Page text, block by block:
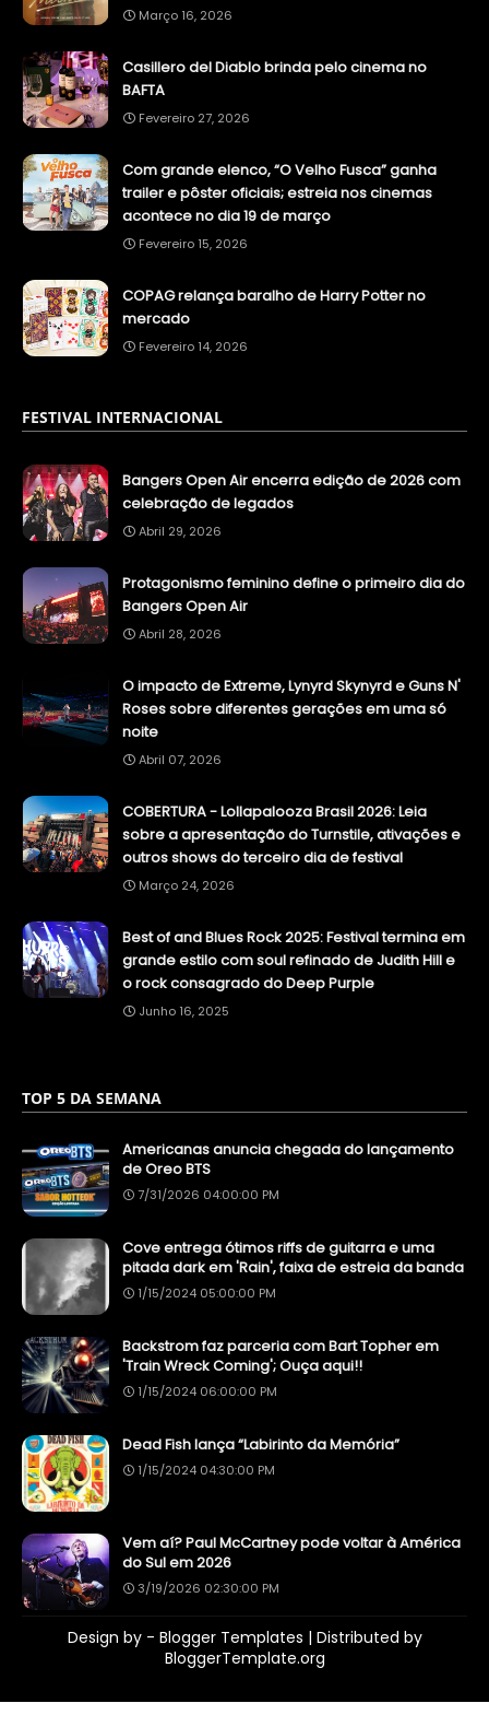
Março 16, 2026
Casillero del Diablo brinda pelo cinema no
BAFTA
Fevereiro 27, 2026
Com grande elenco, “O Velho Fusca” ganha
trailer e pôster oficiais; estreia nos cinemas
acontece no dia 19 de março
Fevereiro 15, 2026
COPAG relança baralho de Harry Potter no
mercado
Fevereiro 14, 2026
FESTIVAL INTERNACIONAL
Bangers Open Air encerra edição de 2026 com
celebração de legados
Abril 29, 2026
Protagonismo feminino define o primeiro dia do
Bangers Open Air
Abril 28, 2026
O impacto de Extreme, Lynyrd Skynyrd e Guns N'
Roses sobre diferentes gerações em uma só
noite
Abril 07, 2026
COBERTURA - Lollapalooza Brasil 2026: Leia
sobre a apresentação do Turnstile, ativações e
outros shows do terceiro dia de festival
Março 24, 2026
Best of and Blues Rock 2025: Festival termina em
grande estilo com soul refinado de Judith Hill e
o rock consagrado do Deep Purple
Junho 16, 2025
TOP 5 DA SEMANA
Americanas anuncia chegada do lançamento
de Oreo BTS
7/31/2026 04:00:00 PM
Cove entrega ótimos riffs de guitarra e uma
pitada dark em 'Rain', faixa de estreia da banda
1/15/2024 05:00:00 PM
Backstrom faz parceria com Bart Topher em
'Train Wreck Coming'; Ouça aqui!!
1/15/2024 06:00:00 PM
Dead Fish lança “Labirinto da Memória”
1/15/2024 04:30:00 PM
Vem aí? Paul McCartney pode voltar à América
do Sul em 2026
3/19/2026 02:30:00 PM
Design by - Blogger Templates | Distributed by
BloggerTemplate.org